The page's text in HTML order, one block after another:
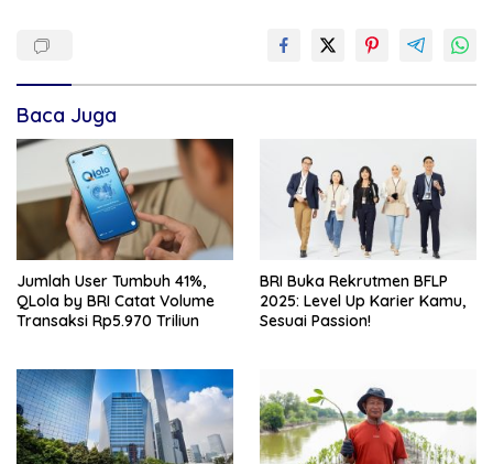
Baca Juga
Jumlah User Tumbuh 41%,
QLola by BRI Catat Volume
Transaksi Rp5.970 Triliun
BRI Buka Rekrutmen BFLP
2025: Level Up Karier Kamu,
Sesuai Passion!